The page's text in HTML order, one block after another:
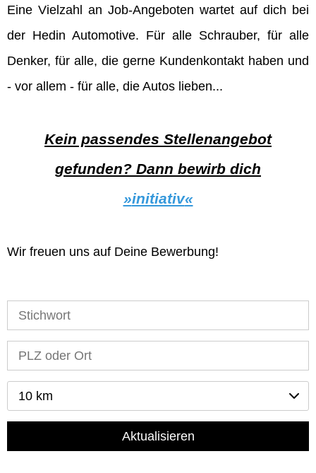
Eine Vielzahl an Job-Angeboten wartet auf dich bei
der Hedin Automotive. Für alle Schrauber, für alle
Denker, für alle, die gerne Kundenkontakt haben und
- vor allem - für alle, die Autos lieben...
Kein passendes Stellenangebot
gefunden? Dann bewirb dich
initiativ
Wir freuen uns auf Deine Bewerbung!
10 km
Aktualisieren